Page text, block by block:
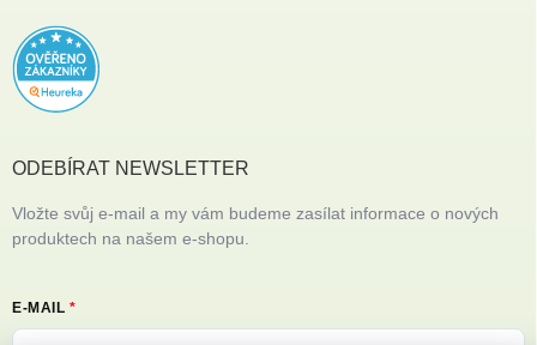
ODEBÍRAT NEWSLETTER
Vložte svůj e-mail a my vám budeme zasílat informace o nových
produktech na našem e-shopu.
E-MAIL